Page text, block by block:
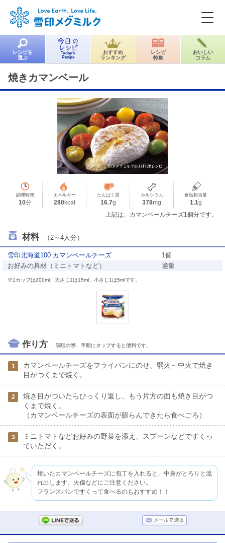
レシピを
選ぶ
Today's
Recipe
おすすめ
ランキング
レシピ
特集
おいしい
コラム
焼きカマンベール
調理時間
10分
エネルギー
280kcal
たんぱく質
16.7g
カルシウム
378mg
食塩相当量
1.1g
上記は、カマンベールチーズ1個分です。
材料 （2～4人分）
雪印北海道100 カマンベールチーズ
1個
お好みの具材（ミニトマトなど）
適量
※1カップは200ml、大さじ1は15ml、小さじ1は5mlです。
作り方 調理の際、手順にタップすると便利です。
1
カマンベールチーズをフライパンにのせ、弱火～中火で焼き
目がつくまで焼く。
2
焼き目がついたらひっくり返し、もう片方の面も焼き目がつ
くまで焼く。
（カマンベールチーズの表面が膨らんできたら食べごろ）
3
ミニトマトなどお好みの野菜を添え、スプーンなどですくっ
ていただく。
焼いたカマンベールチーズに包丁を入れると、中身がとろりと流
れ出します。火傷などにご注意ください。
フランスパンですくって食べるのもおすすめ！！